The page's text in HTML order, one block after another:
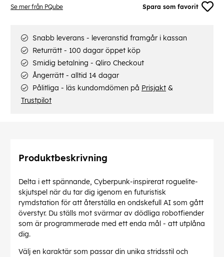
Se mer från PQube Spara som favorit
Snabb leverans - leveranstid framgår i kassan
Returrätt - 100 dagar öppet köp
Smidig betalning - Qliro Checkout
Ångerrätt - alltid 14 dagar
Pålitliga - läs kundomdömen på Prisjakt &
Trustpilot
Produktbeskrivning
Delta i ett spännande, Cyberpunk-inspirerat roguelite-
skjutspel när du tar dig igenom en futuristisk
rymdstation för att återställa en ondskefull AI som gått
överstyr. Du ställs mot svärmar av dödliga robotfiender
som är programmerade med ett enda mål - att utplåna
dig.
Välj en karaktär som passar din unika stridsstil och